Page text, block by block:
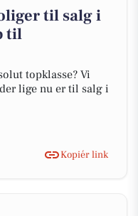
til salg i
til
topklasse? Vi
lige nu er til salg i
Kopiér link